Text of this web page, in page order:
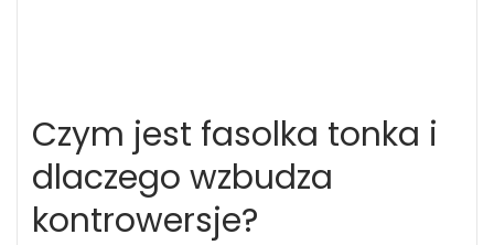
Czym jest fasolka tonka i
dlaczego wzbudza
kontrowersje?